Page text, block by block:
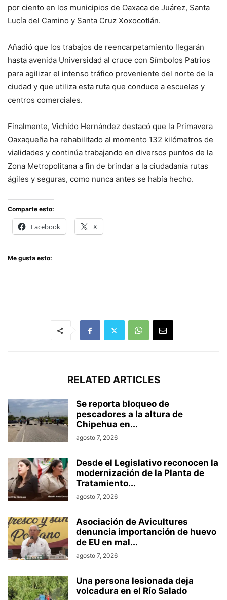
por ciento en los municipios de Oaxaca de Juárez, Santa
Lucía del Camino y Santa Cruz Xoxocotlán.
Añadió que los trabajos de reencarpetamiento llegarán
hasta avenida Universidad al cruce con Símbolos Patrios
para agilizar el intenso tráfico proveniente del norte de la
ciudad y que utiliza esta ruta que conduce a escuelas y
centros comerciales.
Finalmente, Vichido Hernández destacó que la Primavera
Oaxaqueña ha rehabilitado al momento 132 kilómetros de
vialidades y continúa trabajando en diversos puntos de la
Zona Metropolitana a fin de brindar a la ciudadanía rutas
ágiles y seguras, como nunca antes se había hecho.
Comparte esto:
Facebook X
Me gusta esto:
RELATED ARTICLES
Se reporta bloqueo de
pescadores a la altura de
Chipehua en...
agosto 7, 2026
Desde el Legislativo reconocen la
modernización de la Planta de
Tratamiento...
agosto 7, 2026
Asociación de Avicultures
denuncia importanción de huevo
de EU en mal...
agosto 7, 2026
Una persona lesionada deja
volcadura en el Río Salado